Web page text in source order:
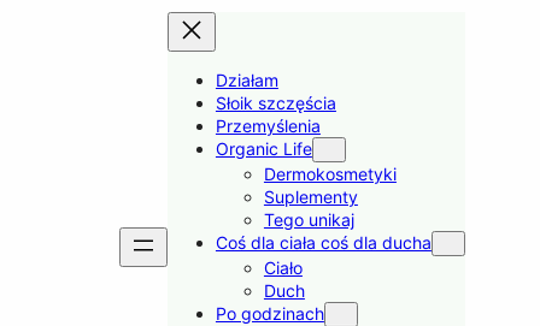
Działam
Słoik szczęścia
Przemyślenia
Organic Life
Dermokosmetyki
Suplementy
Tego unikaj
Coś dla ciała coś dla ducha
Ciało
Duch
Po godzinach